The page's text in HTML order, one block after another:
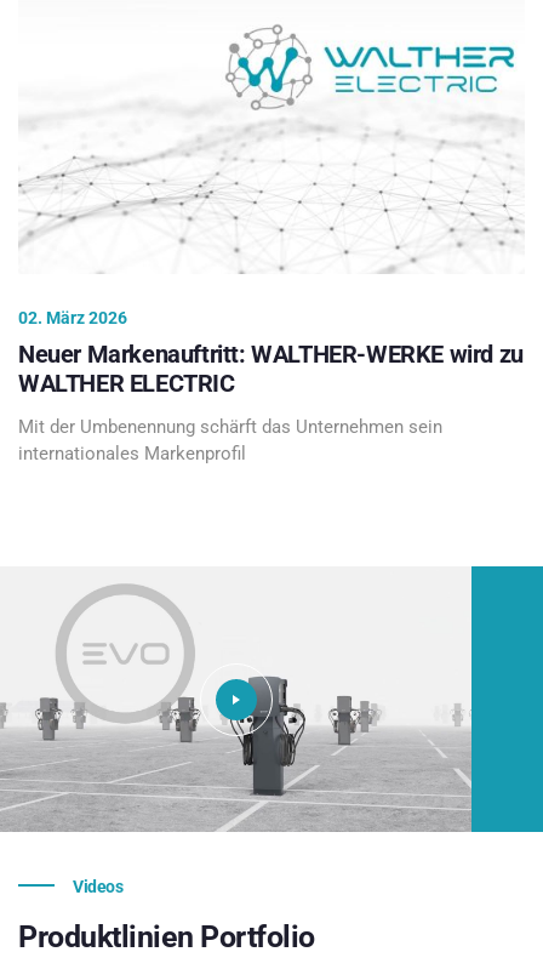
02. März 2026
Neuer Markenauftritt: WALTHER-WERKE wird zu
WALTHER ELECTRIC
Mit der Umbenennung schärft das Unternehmen sein
internationales Markenprofil
Videos
Produktlinien Portfolio